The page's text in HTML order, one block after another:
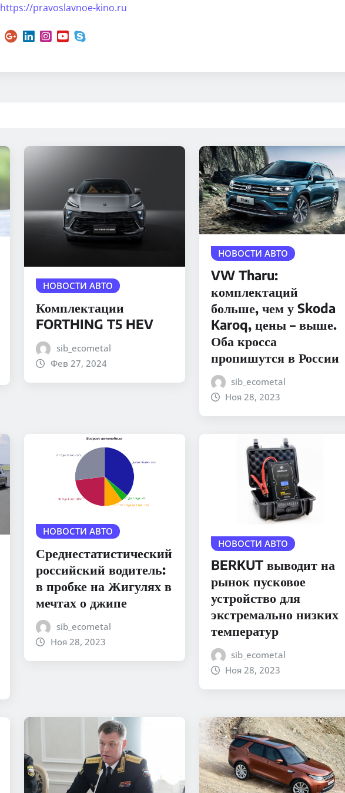
https://pravoslavnoe-kino.ru
НОВОСТИ АВТО
Комплектации
FORTHING T5 HEV
sib_ecometal
Фев 27, 2024
НОВОСТИ АВТО
VW Tharu:
комплектаций
больше, чем у Skoda
Karoq, цены – выше.
Оба кросса
пропишутся в России
sib_ecometal
Ноя 28, 2023
НОВОСТИ АВТО
Среднестатистический
российский водитель:
в пробке на Жигулях в
мечтах о джипе
sib_ecometal
Ноя 28, 2023
НОВОСТИ АВТО
BERKUT выводит на
рынок пусковое
устройство для
экстремально низких
температур
sib_ecometal
Ноя 28, 2023